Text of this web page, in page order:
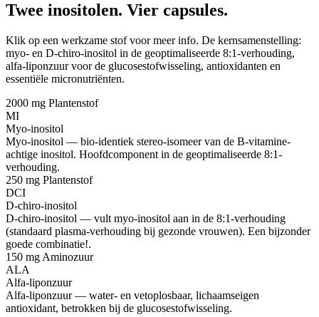
Twee inositolen. Vier capsules.
Klik op een werkzame stof voor meer info. De kernsamenstelling:
myo- en D-chiro-inositol in de geoptimaliseerde 8:1-verhouding,
alfa-liponzuur voor de glucosestofwisseling, antioxidanten en
essentiële micronutriënten.
2000 mg Plantenstof
MI
Myo-inositol
Myo-inositol — bio-identiek stereo-isomeer van de B-vitamine-
achtige inositol. Hoofdcomponent in de geoptimaliseerde 8:1-
verhouding.
250 mg Plantenstof
DCI
D-chiro-inositol
D-chiro-inositol — vult myo-inositol aan in de 8:1-verhouding
(standaard plasma-verhouding bij gezonde vrouwen). Een bijzonder
goede combinatie!.
150 mg Aminozuur
ALA
Alfa-liponzuur
Alfa-liponzuur — water- en vetoplosbaar, lichaamseigen
antioxidant, betrokken bij de glucosestofwisseling.